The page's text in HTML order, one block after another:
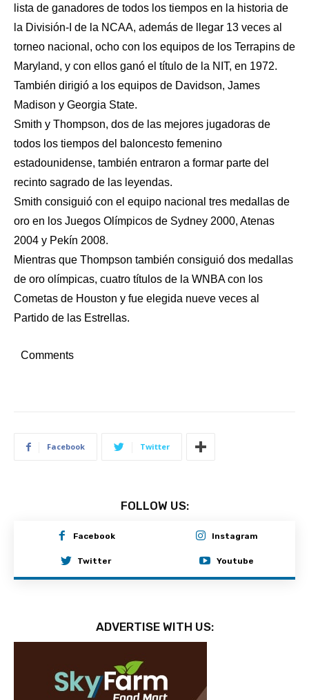
lista de ganadores de todos los tiempos en la historia de
la División-I de la NCAA, además de llegar 13 veces al
torneo nacional, ocho con los equipos de los Terrapins de
Maryland, y con ellos ganó el título de la NIT, en 1972.
También dirigió a los equipos de Davidson, James
Madison y Georgia State.
Smith y Thompson, dos de las mejores jugadoras de
todos los tiempos del baloncesto femenino
estadounidense, también entraron a formar parte del
recinto sagrado de las leyendas.
Smith consiguió con el equipo nacional tres medallas de
oro en los Juegos Olímpicos de Sydney 2000, Atenas
2004 y Pekín 2008.
Mientras que Thompson también consiguió dos medallas
de oro olímpicas, cuatro títulos de la WNBA con los
Cometas de Houston y fue elegida nueve veces al
Partido de las Estrellas.
Comments
Facebook Twitter
FOLLOW US:
Facebook Instagram
Twitter Youtube
ADVERTISE WITH US: